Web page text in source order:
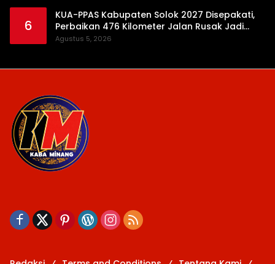
6
KUA-PPAS Kabupaten Solok 2027 Disepakati,
Perbaikan 476 Kilometer Jalan Rusak Jadi
Prioritas
Agustus 5, 2026